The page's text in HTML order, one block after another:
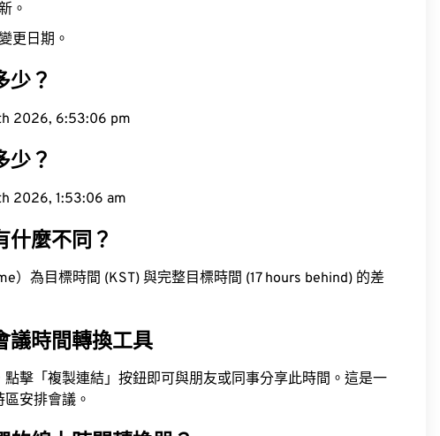
。
更日期。
少？
2026, 6:53:07 pm
少？
2026, 1:53:07 am
什麼不同？
）為目標時間 (KST) 與完整目標時間 (17 hours behind) 的差
議時間轉換工具
擊「複製連結」按鈕即可與朋友或同事分享此時間。這是一
安排會議。